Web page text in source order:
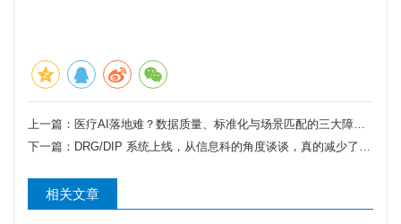
上一篇： 医疗AI落地难？数据质量、标准化与场景匹配的三大障碍。
下一篇： DRG/DIP 系统上线，从信息科的角度谈谈，真的减少了拒付吗？
相关文章